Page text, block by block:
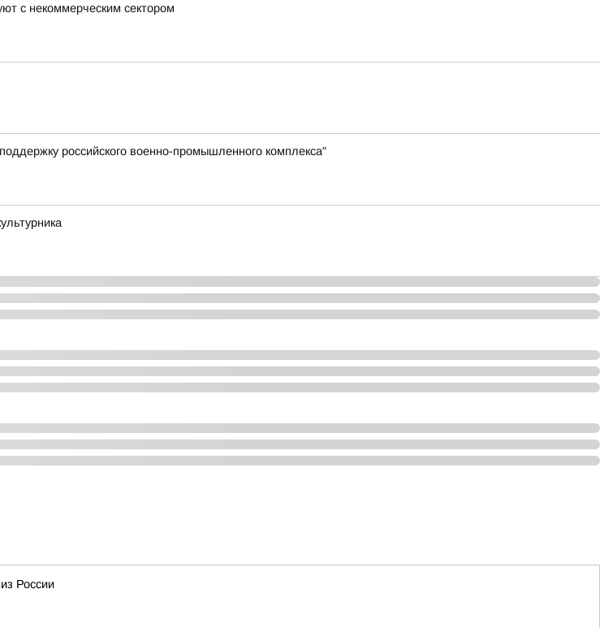
с некоммерческим сектором
российского военно-промышленного комплекса"
России